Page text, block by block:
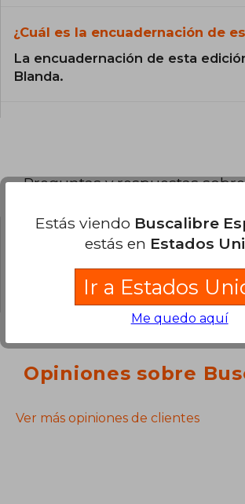
¿Cuál es la encuadernación de
La encuadernación de esta
Blanda.
Preguntas y respuestas
¿Tienes una pregunta sobre el
para poder agregar tu
Opiniones sobre
Ver más opiniones de clientes
Estás viendo Buscalibre
estás en Estados
Ir a Estados
Me quedo aquí